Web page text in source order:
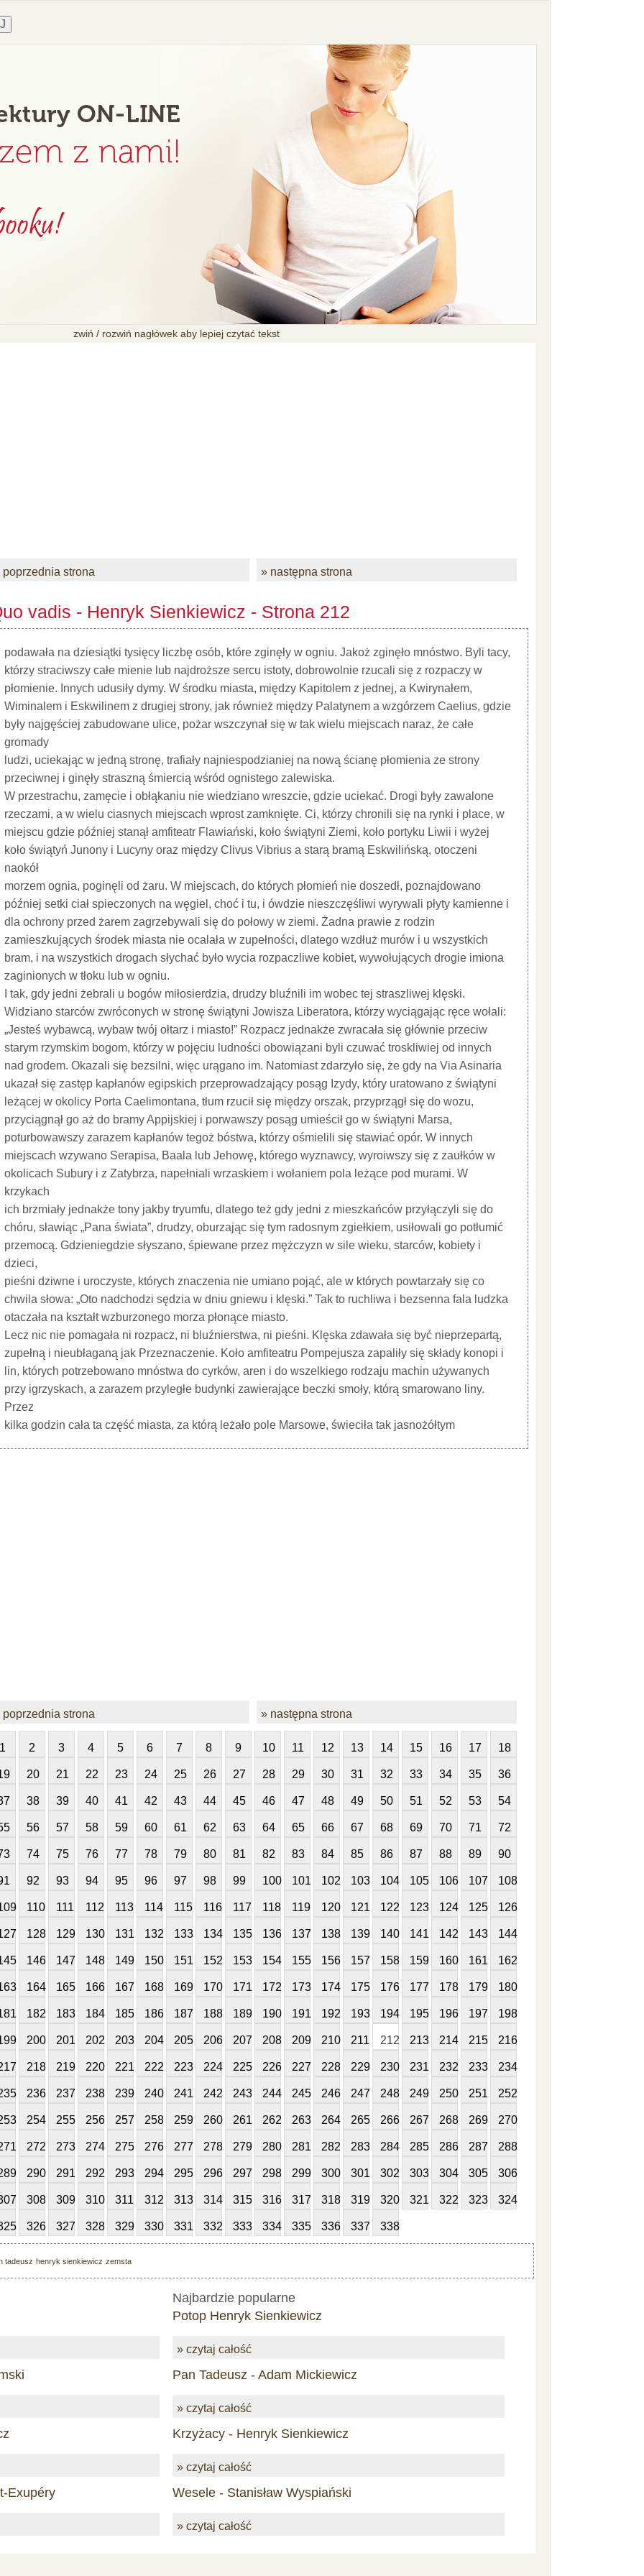
zwiń / rozwiń nagłówek aby lepiej czytać tekst
poprzednia strona » następna strona
vadis - Henryk Sienkiewicz - Strona 212
podawała na dziesiątki tysięcy liczbę osób, które zginęły w ogniu. Jakoż zginęło mnóstwo. Byli tacy,
którzy straciwszy całe mienie lub najdroższe sercu istoty, dobrowolnie rzucali się z rozpaczy w
płomienie. Innych udusiły dymy. W środku miasta, między Kapitolem z jednej, a Kwirynałem,
Wiminalem i Eskwilinem z drugiej strony, jak również między Palatynem a wzgórzem Caelius, gdzie
były najgęściej zabudowane ulice, pożar wszczynał się w tak wielu miejscach naraz, że całe
gromady
ludzi, uciekając w jedną stronę, trafiały najniespodzianiej na nową ścianę płomienia ze strony
przeciwnej i ginęły straszną śmiercią wśród ognistego zalewiska.
W przestrachu, zamęcie i obłąkaniu nie wiedziano wreszcie, gdzie uciekać. Drogi były zawalone
rzeczami, a w wielu ciasnych miejscach wprost zamknięte. Ci, którzy chronili się na rynki i place, w
miejscu gdzie później stanął amfiteatr Flawiański, koło świątyni Ziemi, koło portyku Liwii i wyżej
koło świątyń Junony i Lucyny oraz między Clivus Vibrius a starą bramą Eskwilińską, otoczeni
naokół
morzem ognia, poginęli od żaru. W miejscach, do których płomień nie doszedł, poznajdowano
później setki ciał spieczonych na węgiel, choć i tu, i ówdzie nieszczęśliwi wyrywali płyty kamienne i
dla ochrony przed żarem zagrzebywali się do połowy w ziemi. Żadna prawie z rodzin
zamieszkujących środek miasta nie ocalała w zupełności, dlatego wzdłuż murów i u wszystkich
bram, i na wszystkich drogach słychać było wycia rozpaczliwe kobiet, wywołujących drogie imiona
zaginionych w tłoku lub w ogniu.
I tak, gdy jedni żebrali u bogów miłosierdzia, drudzy bluźnili im wobec tej straszliwej klęski.
Widziano starców zwróconych w stronę świątyni Jowisza Liberatora, którzy wyciągając ręce wołali:
„Jesteś wybawcą, wybaw twój ołtarz i miasto!” Rozpacz jednakże zwracała się głównie przeciw
starym rzymskim bogom, którzy w pojęciu ludności obowiązani byli czuwać troskliwiej od innych
nad grodem. Okazali się bezsilni, więc urągano im. Natomiast zdarzyło się, że gdy na Via Asinaria
ukazał się zastęp kapłanów egipskich przeprowadzający posąg Izydy, który uratowano z świątyni
leżącej w okolicy Porta Caelimontana, tłum rzucił się między orszak, przyprzągł się do wozu,
przyciągnął go aż do bramy Appijskiej i porwawszy posąg umieścił go w świątyni Marsa,
poturbowawszy zarazem kapłanów tegoż bóstwa, którzy ośmielili się stawiać opór. W innych
miejscach wzywano Serapisa, Baala lub Jehowę, którego wyznawcy, wyroiwszy się z zaułków w
okolicach Subury i z Zatybrza, napełniali wrzaskiem i wołaniem pola leżące pod murami. W
krzykach
ich brzmiały jednakże tony jakby tryumfu, dlatego też gdy jedni z mieszkańców przyłączyli się do
chóru, sławiąc „Pana świata”, drudzy, oburzając się tym radosnym zgiełkiem, usiłowali go potłumić
przemocą. Gdzieniegdzie słyszano, śpiewane przez mężczyzn w sile wieku, starców, kobiety i
dzieci,
pieśni dziwne i uroczyste, których znaczenia nie umiano pojąć, ale w których powtarzały się co
chwila słowa: „Oto nadchodzi sędzia w dniu gniewu i klęski.” Tak to ruchliwa i bezsenna fala ludzka
otaczała na kształt wzburzonego morza płonące miasto.
Lecz nic nie pomagała ni rozpacz, ni bluźnierstwa, ni pieśni. Klęska zdawała się być nieprzepartą,
zupełną i nieubłaganą jak Przeznaczenie. Koło amfiteatru Pompejusza zapaliły się składy konopi i
lin, których potrzebowano mnóstwa do cyrków, aren i do wszelkiego rodzaju machin używanych
przy igrzyskach, a zarazem przyległe budynki zawierające beczki smoły, którą smarowano liny.
Przez
kilka godzin cała ta część miasta, za którą leżało pole Marsowe, świeciła tak jasnożółtym
poprzednia strona » następna strona
1 2 3 4 5 6 7 8 9 10 11 12 13 14 15 16 17 18
20 21 22 23 24 25 26 27 28 29 30 31 32 33 34 35 36
38 39 40 41 42 43 44 45 46 47 48 49 50 51 52 53 54
56 57 58 59 60 61 62 63 64 65 66 67 68 69 70 71 72
74 75 76 77 78 79 80 81 82 83 84 85 86 87 88 89 90
92 93 94 95 96 97 98 99 100 101 102 103 104 105 106 107 108
110 111 112 113 114 115 116 117 118 119 120 121 122 123 124 125 126
128 129 130 131 132 133 134 135 136 137 138 139 140 141 142 143 144
146 147 148 149 150 151 152 153 154 155 156 157 158 159 160 161 162
164 165 166 167 168 169 170 171 172 173 174 175 176 177 178 179 180
182 183 184 185 186 187 188 189 190 191 192 193 194 195 196 197 198
200 201 202 203 204 205 206 207 208 209 210 211 212 213 214 215 216
218 219 220 221 222 223 224 225 226 227 228 229 230 231 232 233 234
236 237 238 239 240 241 242 243 244 245 246 247 248 249 250 251 252
254 255 256 257 258 259 260 261 262 263 264 265 266 267 268 269 270
272 273 274 275 276 277 278 279 280 281 282 283 284 285 286 287 288
290 291 292 293 294 295 296 297 298 299 300 301 302 303 304 305 306
308 309 310 311 312 313 314 315 316 317 318 319 320 321 322 323 324
326 327 328 329 330 331 332 333 334 335 336 337 338
tadeusz henryk sienkiewicz zemsta
Exupéry
Najbardzie popularne
Potop Henryk Sienkiewicz
» czytaj całość
Pan Tadeusz - Adam Mickiewicz
» czytaj całość
Krzyżacy - Henryk Sienkiewicz
» czytaj całość
Wesele - Stanisław Wyspiański
» czytaj całość